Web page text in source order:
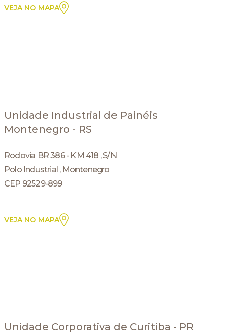
VEJA NO MAPA
Unidade Industrial de Painéis
Montenegro - RS
Rodovia BR 386 - KM 418 , S/N
Polo Industrial , Montenegro
CEP 92529-899
VEJA NO MAPA
Unidade Corporativa de Curitiba - PR